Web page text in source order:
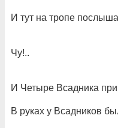
И тут на тропе
Чу!..
И Четыре Всадника
В руках у Всадников